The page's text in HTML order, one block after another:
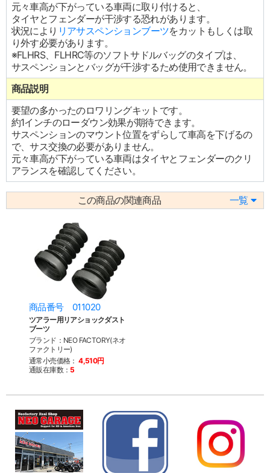
元々車高が下がっている車両に取り付けると、
タイヤとフェンダーが干渉する恐れがあります。
状況により リアサスペンションブーツをカットもしくは取
り外す必要があります。
※FLHRS、FLHRC等のソフトサドルバッグのタイプは、
サスペンションとバッグが干渉するため使用できません。
商品説明
要望の多かったのロワリングキットです。
約1インチのローダウン効果が期待できます。
サスペンションのマウント位置をずらして車高を下げるの
で、サス交換の必要がありません。
元々車高が下がっている車両はタイヤとフェンダーのクリ
アランスを確認してください。
この商品の関連商品 一覧
商品番号 011020
ツアラー用リアショックダスト
ブーツ
ブランド：NEO FACTORY(ネオ
ファクトリー)
通常小売価格： 4,510円
通販在庫数：5